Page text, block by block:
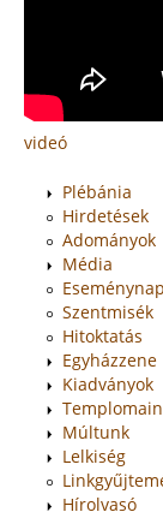
videó
Plébánia
Hirdetések
Adományok
Média
Szentmisék
Hitoktatás
Egyházzene
Kiadványok
Múltunk
Lelkiség
Hírolvasó